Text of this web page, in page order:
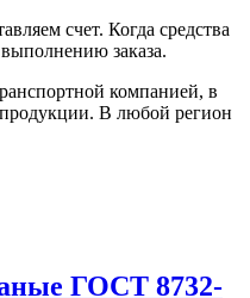
счет. Когда средства
заказа.
компанией, в
продукции. В любой регион
ГОСТ 8732-